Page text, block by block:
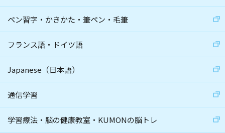
ペン習字・かきかた・筆ペン・毛筆
フランス語・ドイツ語
Japanese（日本語）
通信学習
学習療法・脳の健康教室・KUMONの脳トレ